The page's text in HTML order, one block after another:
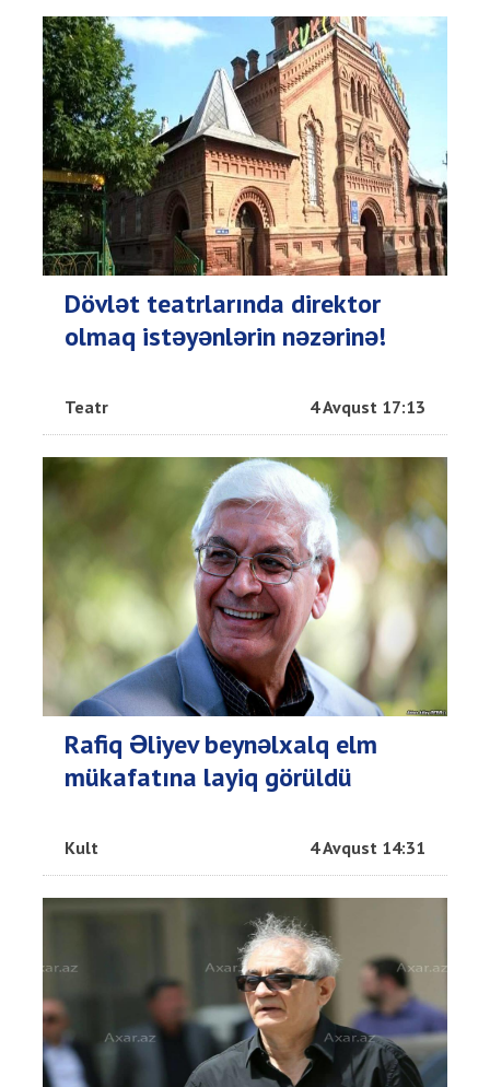
Dövlət teatrlarında direktor
olmaq istəyənlərin nəzərinə!
Teatr 4 Avqust 17:13
Rafiq Əliyev beynəlxalq elm
mükafatına layiq görüldü
Kult 4 Avqust 14:31